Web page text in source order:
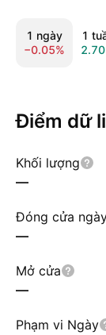
1 ngày
−0.05%
1
Điểm dữ
Khối lượng
—
Đóng cửa
—
Mở cửa
—
Phạm vi Ngày